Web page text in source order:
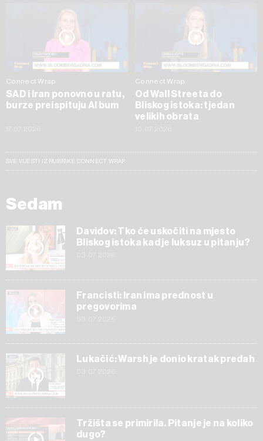
Connect Wrap
SAD i Iran ponovno u ratu,
burze preispituju AI bum
Connect Wrap
Od Wall Streeta do
Bliskog istoka: tjedan
velikih obrata
SVE VIJESTI IZ RUBRIKE CONNECT WRAP
Sedam
Davidov: Tko će uskočiti na mjesto
Bliskog istoka kad je luksuz u pitanju?
Francisti: Iran ima prednost u
pregovorima
Lukačić: Warsh je donio kratak predah
Tržišta se primirila. Pitanje je na koliko
dugo?